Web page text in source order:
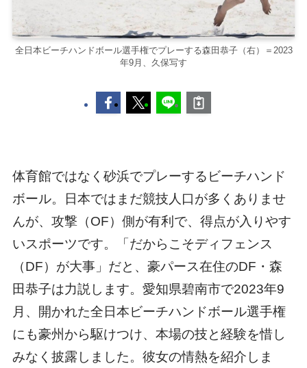
全日本ビーチハンドボール選手権でプレーする森田恭子（右）＝2023
年9月、久保写す
体育館ではなく砂浜でプレーするビーチハンド
ボール。日本ではまだ競技人口が多くありませ
んが、攻撃（OF）側が有利で、得点が入りやす
いスポーツです。「だからこそディフェンス
（DF）が大事」だと、豪パース在住のDF・森
田恭子は力説します。愛知県碧南市で2023年9
月、開かれた全日本ビーチハンドボール選手権
にも豪州から駆けつけ、本場の技と経験を惜し
みなく披露しました。彼女の情熱を紹介しま